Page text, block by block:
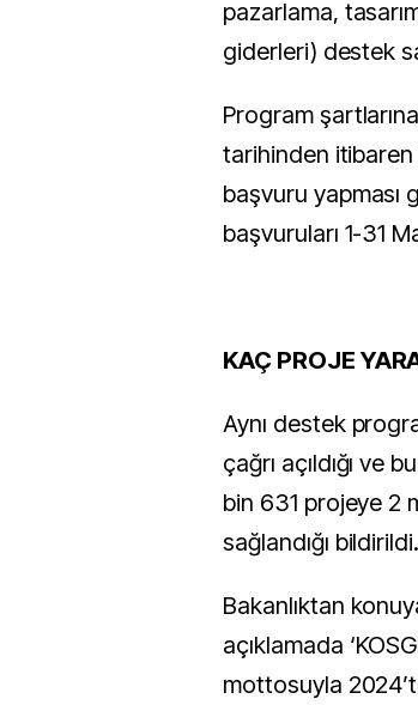
pazarlama,
giderleri) destek
Program
tarihinden
başvuru yapması
başvuruları 1-31
KAÇ PROJE
Aynı destek
çağrı açıldığı ve
bin 631 projeye 2
sağlandığı bildirildi.
Bakanlıktan
açıklamada
mottosuyla